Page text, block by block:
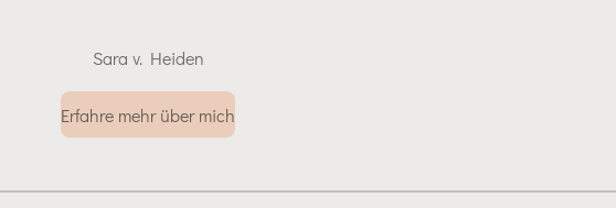
Sara v. Heiden
Erfahre mehr über mich